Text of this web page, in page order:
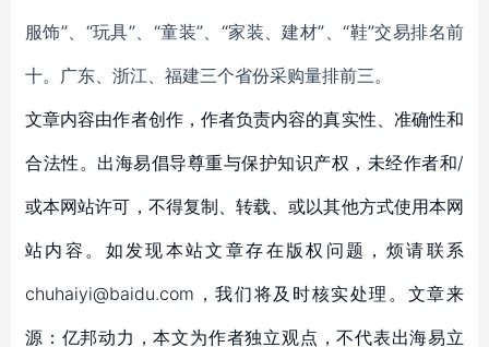
服饰”、“玩具”、“童装”、“家装、建材”、“鞋”交易排名前
十。广东、浙江、福建三个省份采购量排前三。
文章内容由作者创作，作者负责内容的真实性、准确性和
合法性。出海易倡导尊重与保护知识产权，未经作者和/
或本网站许可，不得复制、转载、或以其他方式使用本网
站内容。如发现本站文章存在版权问题，烦请联系
chuhaiyi@baidu.com，我们将及时核实处理。文章来
源：亿邦动力，本文为作者独立观点，不代表出海易立